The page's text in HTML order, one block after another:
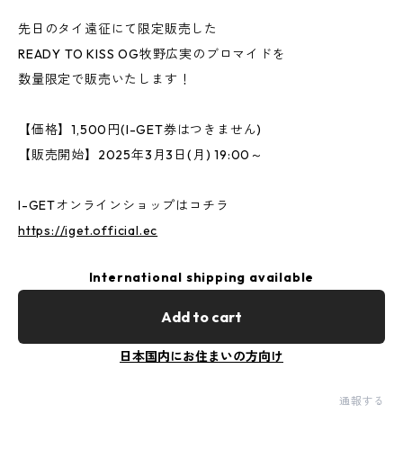
先日のタイ遠征にて限定販売した
READY TO KISS OG牧野広実のブロマイドを
数量限定で販売いたします！
【価格】1,500円(I-GET券はつきません)
【販売開始】2025年3月3日(月) 19:00～
I-GETオンラインショップはコチラ
https://iget.official.ec
International shipping available
Add to cart
日本国内にお住まいの方向け
通報する